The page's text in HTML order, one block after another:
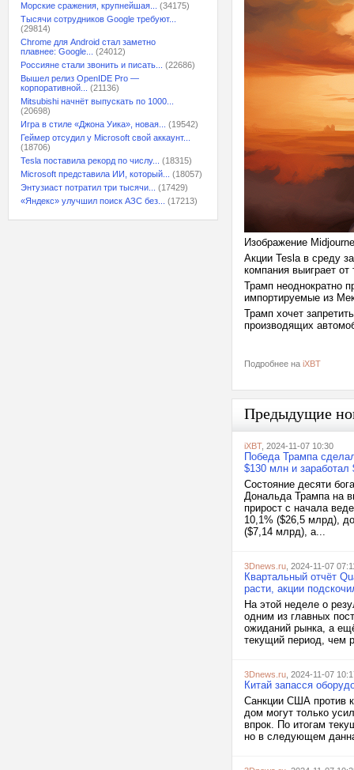
Морские сражения, крупнейшая...
(34175)
Тысячи сотрудников Google требуют...
(29814)
Chrome для Android стал заметно
плавнее: Google...
(24012)
Россияне стали звонить и писать...
(22686)
Вышел релиз OpenIDE Pro —
корпоративной...
(21136)
Mitsubishi начнёт выпускать по 1000...
(20698)
Игра в стиле «Джона Уика», новая...
(19542)
Геймер отсудил у Microsoft свой аккаунт...
(18706)
Tesla поставила рекорд по числу...
(18315)
Microsoft представила ИИ, который...
(18057)
Энтузиаст потратил три тысячи...
(17429)
«Яндекс» улучшил поиск АЗС без...
(17213)
Изображение
Акции Tesla в среду
компания выиграет
Трамп неоднократно
импортируемые из
Трамп хочет
производящих
Подробнее на iXBT
Предыдущие
iXBT, 2024-11-07 10:30
Победа Трампа
$130 млн и
Состояние десяти
Дональда Трампа на
прирост с начала
10,1% ($26,5 млрд),
($7,14 млрд), а...
3Dnews.ru , 2024-11-07
Квартальный отчёт
расти, акции
На этой неделе о
одним из главных
ожиданий рынка, а
текущий период, чем
3Dnews.ru , 2024-11-07
Китай запасся
Санкции США против
дом могут только
впрок. По итогам
но в следующем